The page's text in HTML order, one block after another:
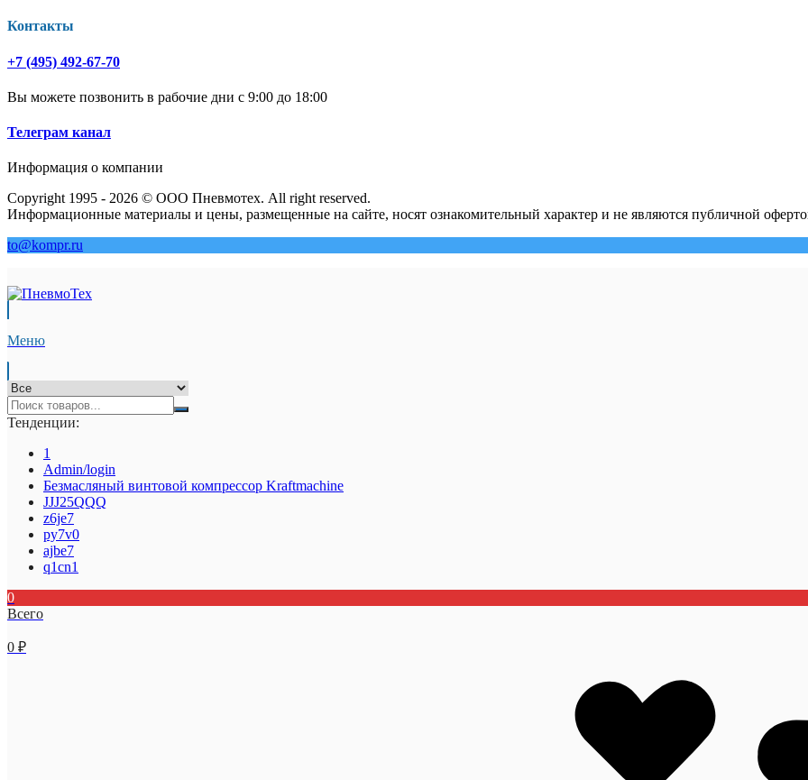
Контакты
+7 (495) 492-67-70
Вы можете позвонить в рабочие дни с 9:00 до 18:00
Телеграм канал
Информация о компании
Copyright 1995 - 2026 © ООО Пневмотех. All right reserved.
Информационные материалы и цены, размещенные на сайте, носят ознакомительный характер и не являются публичной
to@kompr.ru
Меню
Тенденции:
1
Admin/login
Безмасляный винтовой компрессор Kraftmaсhine
JJJ25QQQ
z6je7
py7v0
ajbe7
q1cn1
0
Всего
0 ₽